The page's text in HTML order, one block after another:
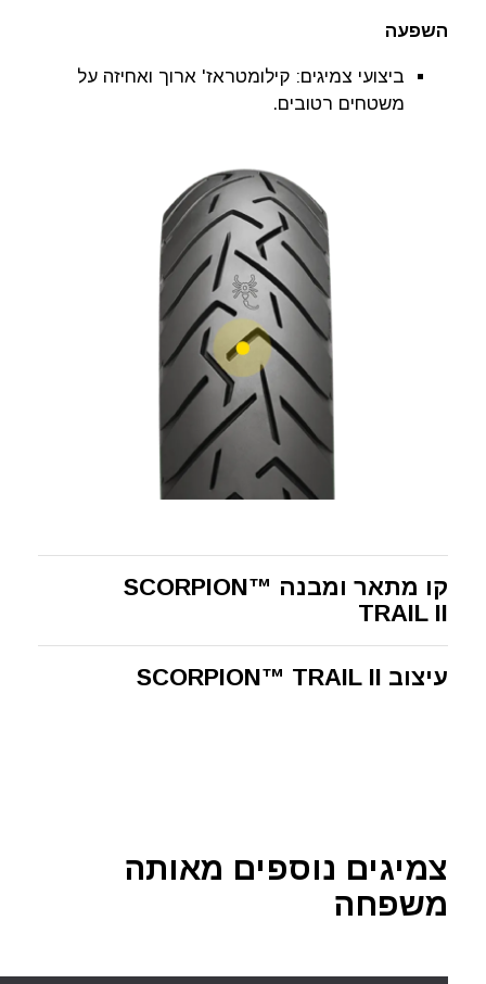
השפעה
ביצועי צמיגים: קילומטראז' ארוך ואחיזה על
משטחים רטובים.
קו מתאר ומבנה SCORPION™
TRAIL II
עיצוב SCORPION™ TRAIL II
צמיגים נוספים מאותה
משפחה